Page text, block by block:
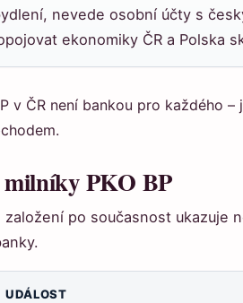
nevede osobní účty s
ekonomiky ČR a Polska
v ČR není bankou pro každého
milníky PKO BP
založení po současnost
UDÁLOST